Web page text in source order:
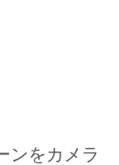
ンをカメラ